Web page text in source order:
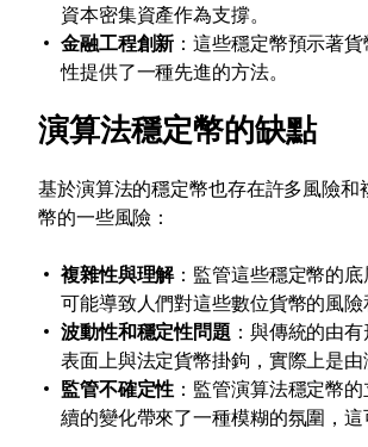
資本密集資產作為支撐。
金融工程創新 ：這些穩定幣預示著
性提供了一種先進的方法。
演算法穩定幣的缺點
基於演算法的穩定幣也存在許多風險
幣的一些風險：
複雜性與理解：監管這些穩定幣的
可能導致人們對這些數位貨幣的風險
波動性和穩定性問題 ：與傳統的由
表面上與法定貨幣掛鉤，實際上是
監管不確定性 ：監管演算法穩定幣
續的變化帶來了一種模糊的氛圍，